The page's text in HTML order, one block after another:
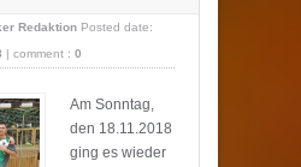
Redaktion Posted date:
| comment : 0
Am Sonntag,
den 18.11.2018
ging es wieder